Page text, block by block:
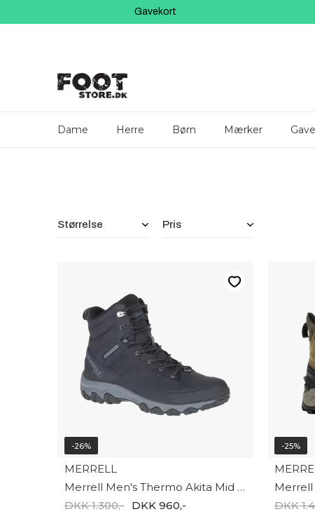
Gavekort
Dame Herre Børn Mærker
Størrelse Pris
-26%
MERRELL
Merrell Men's Thermo Akita Mid WP J036441
DKK 1.300,- DKK 960,-
-25%
DKK